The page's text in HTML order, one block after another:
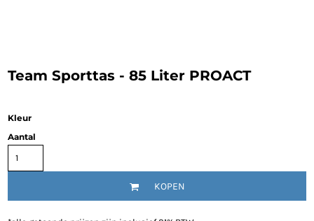
Team Sporttas - 85 Liter PROACT
Kleur
Aantal
KOPEN